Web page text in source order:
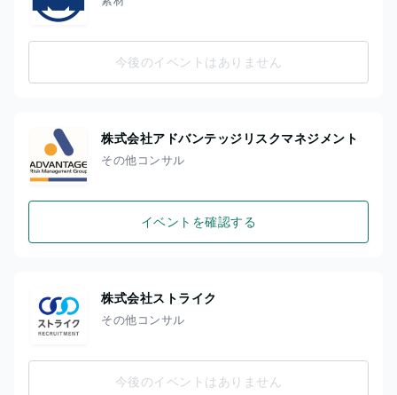
今後のイベントはありません
株式会社アドバンテッジリスクマネジメント
その他コンサル
イベントを確認する
株式会社ストライク
その他コンサル
今後のイベントはありません